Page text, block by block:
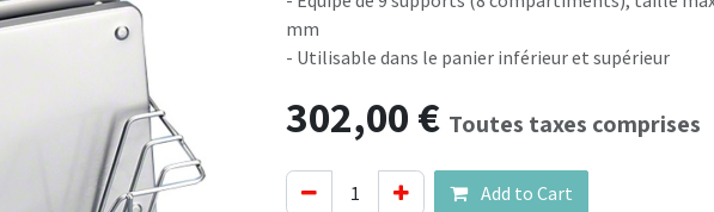
mm
- Utilisable dans le panier inférieur et supérieur
302,00€ Toutes taxes comprises
Add to Cart